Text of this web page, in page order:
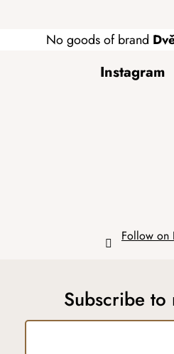
No goods of brand
Instagram
Follow on
Subscribe to